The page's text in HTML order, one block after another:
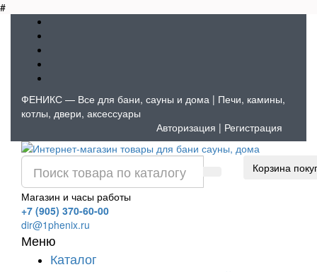
#
ФЕНИКС — Все для бани, сауны и дома | Печи, камины,
котлы, двери, аксессуары
Авторизация | Регистрация
Магазин и часы работы
+7 (905) 370-60-00
dir@1phenix.ru
Корзина
Меню
Каталог